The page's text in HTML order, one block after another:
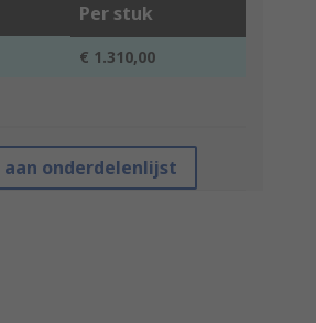
Per stuk
€ 1.310,00
aan onderdelenlijst